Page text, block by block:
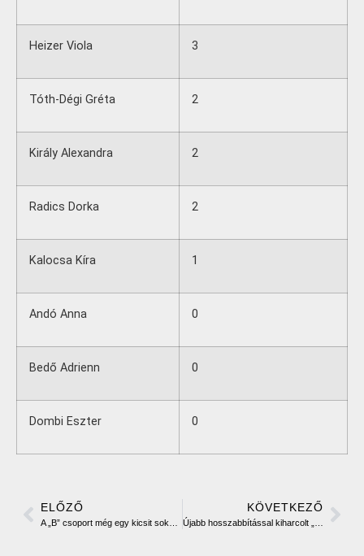
Heizer Viola 3
Tóth-Dégi Gréta 2
Király Alexandra 2
Radics Dorka 2
Kalocsa Kíra 1
Andó Anna 0
Bedő Adrienn 0
Dombi Eszter 0
ELŐZŐ KÖVETKEZŐ